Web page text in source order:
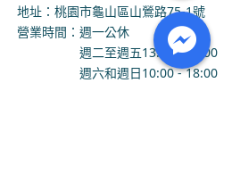
地址：桃園市龜山區山鶯路75-1號
營業時間：週一公休
週二至週五13:00 - 18:00
週六和週日10:00 - 18:00